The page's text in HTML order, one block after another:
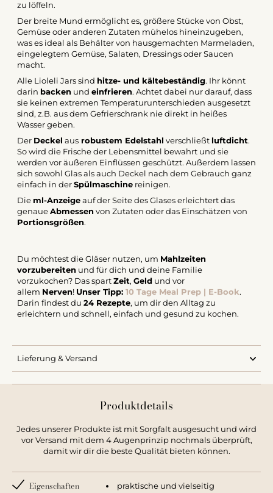
zu löffeln.
Der breite Mund ermöglicht es, größere Stücke von Obst,
Gemüse oder anderen Zutaten mühelos hineinzugeben,
was es ideal als Behälter von hausgemachten Marmeladen,
eingelegtem Gemüse, Salaten, Dressings oder Saucen
macht.
Alle Lioleli Jars sind hitze- und kältebeständig. Ihr könnt
darin backen und einfrieren. Achtet dabei nur darauf, dass
sie keinen extremen Temperaturunterschieden ausgesetzt
sind, z.B. aus dem Gefrierschrank nie direkt in heißes
Wasser geben.
Der Deckel aus robustem Edelstahl verschließt luftdicht.
So wird die Frische der Lebensmittel bewahrt und sie
werden vor äußeren Einflüssen geschützt. Außerdem lassen
sich sowohl Glas als auch Deckel nach dem Gebrauch ganz
einfach in der Spülmaschine reinigen.
Die ml-Anzeige auf der Seite des Glases erleichtert das
genaue Abmessen von Zutaten oder das Einschätzen von
Portionsgrößen.
Du möchtest die Gläser nutzen, um Mahlzeiten
vorzubereiten und für dich und deine Familie
vorzukochen? Das spart Zeit, Geld und vor
allem Nerven! Unser Tipp: 10 Tage Meal Prep | E-Book.
Darin findest du 24 Rezepte, um dir den Alltag zu
erleichtern und schnell, einfach und gesund zu kochen.
Lieferung & Versand
Produktdetails
Jedes unserer Produkte ist mit Sorgfalt ausgesucht und wird
vor Versand mit dem 4 Augenprinzip nochmals überprüft,
damit wir dir die beste Qualität bieten können.
Eigenschaften
praktische und vielseitig